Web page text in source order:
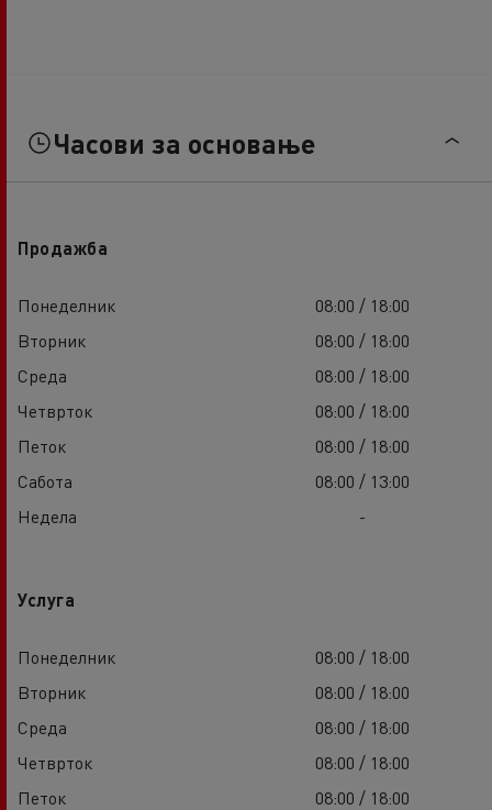
Часови за основање
Продажба
Понеделник
08:00 / 18:00
Вторник
08:00 / 18:00
Среда
08:00 / 18:00
Четврток
08:00 / 18:00
Петок
08:00 / 18:00
Сабота
08:00 / 13:00
Недела
-
Услуга
Понеделник
08:00 / 18:00
Вторник
08:00 / 18:00
Среда
08:00 / 18:00
Четврток
08:00 / 18:00
Петок
08:00 / 18:00